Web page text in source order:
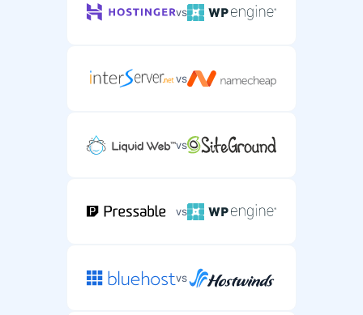
vs
vs
vs
vs
vs